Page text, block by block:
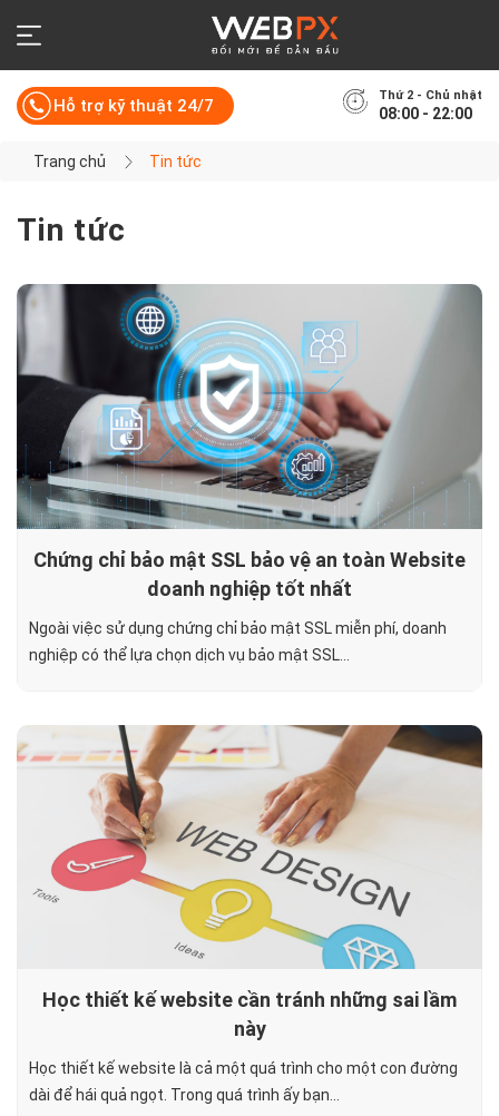
Hỗ trợ kỹ thuật 24/7
Thứ 2 - Chủ nhật
08:00 - 22:00
Trang chủ Tin tức
Tin tức
Chứng chỉ bảo mật SSL bảo vệ an toàn Website
doanh nghiệp tốt nhất
Ngoài việc sử dụng chứng chỉ bảo mật SSL miễn phí, doanh
nghiệp có thể lựa chọn dịch vụ bảo mật SSL...
Học thiết kế website cần tránh những sai lầm
này
Học thiết kế website là cả một quá trình cho một con đường
dài để hái quả ngọt. Trong quá trình ấy bạn...